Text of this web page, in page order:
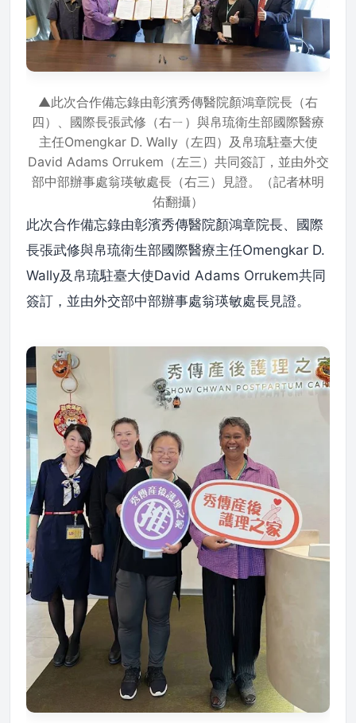
▲此次合作備忘錄由彰濱秀傳醫院顏鴻章院長（右
四）、國際長張武修（右ㄧ）與帛琉衛生部國際醫療
主任Omengkar D. Wally（左四）及帛琉駐臺大使
David Adams Orrukem（左三）共同簽訂，並由外交
部中部辦事處翁瑛敏處長（右三）見證。（記者林明
佑翻攝）
此次合作備忘錄由彰濱秀傳醫院顏鴻章院長、國際
長張武修與帛琉衛生部國際醫療主任Omengkar D.
Wally及帛琉駐臺大使David Adams Orrukem共同
簽訂，並由外交部中部辦事處翁瑛敏處長見證。